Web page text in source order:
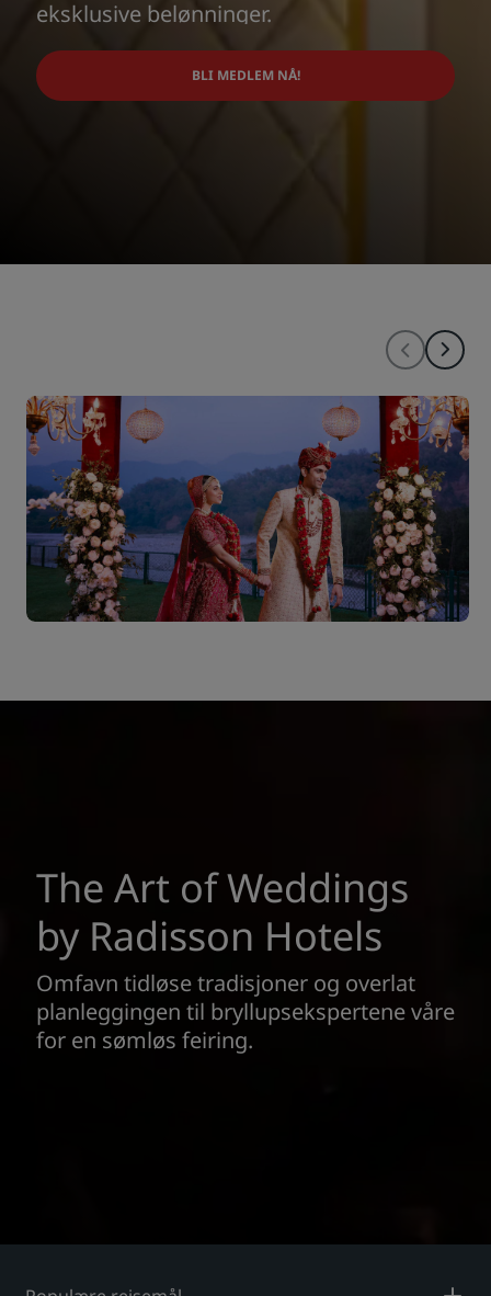
eksklusive belønninger.
BLI MEDLEM NÅ!
The Art of Weddings
by Radisson Hotels
Omfavn tidløse tradisjoner og overlat
planleggingen til bryllupsekspertene våre
for en sømløs feiring.